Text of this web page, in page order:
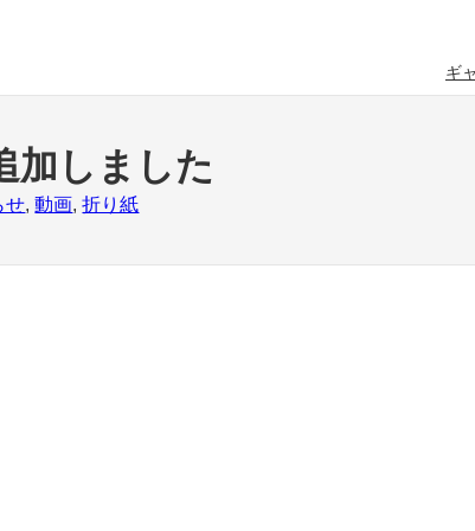
ギ
加しました
せ, 動画, 折り紙